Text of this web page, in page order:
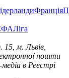
Франція
Ліга
15, м. Львів,
пошти
в Реєстрі